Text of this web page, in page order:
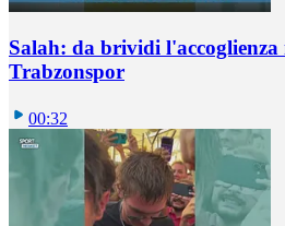
Salah: da brividi l'accoglienza
Trabzonspor
00:32